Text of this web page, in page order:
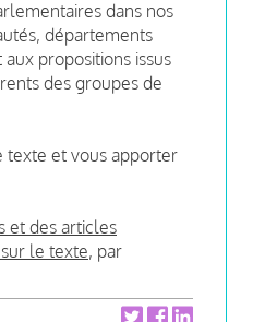
dans nos
départements
propositions issus
des groupes de
texte et vous apporter
et des articles
le texte, par